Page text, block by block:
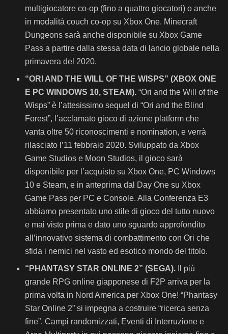
multigiocatore co-op (fino a quattro giocatori) o anche
in modalità couch co-op su Xbox One. Minecraft
Dungeons sarà anche disponibile su Xbox Game
Pass a partire dalla stessa data di lancio globale nella
primavera del 2020.
“ORI AND THE WILL OF THE WISPS” (XBOX ONE
E PC WINDOWS 10, STEAM). “Ori and the Will of the
Wisps” è l’attesissimo sequel di “Ori and the Blind
Forest”, l’acclamato gioco di azione platform che
vanta oltre 50 riconoscimenti e nomination, e verrà
rilasciato l’11 febbraio 2020. Sviluppato da Xbox
Game Studios e Moon Studios, il gioco sarà
disponibile per l’acquisto su Xbox One, PC Windows
10 e Steam, e in anteprima dal Day One su Xbox
Game Pass per PC e Console. Alla Conferenza E3
abbiamo presentato uno stile di gioco del tutto nuovo
e mai visto prima e dato uno sguardo approfondito
all’innovativo sistema di combattimento con Ori che
sfida i nemici nel vasto ed esotico mondo del titolo.
“PHANTASY STAR ONLINE 2” (SEGA).
Il più
grande RPG online giapponese di F2P arriva per la
prima volta in Nord America per Xbox One! “Phantasy
Star Online 2” si impegna a costruire “ricerca senza
fine”. Campi randomizzati, Eventi di Interruzione e